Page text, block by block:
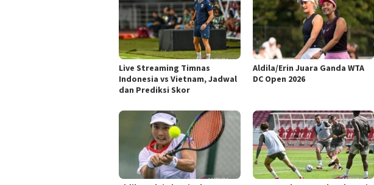
Live Streaming Timnas
Indonesia vs Vietnam, Jadwal
dan Prediksi Skor
Aldila/Erin Juara Ganda WTA
DC Open 2026